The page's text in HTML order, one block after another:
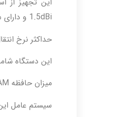
1.5dBi و دارای ساختار دو قطبی می باشد.
حداکثر نرخ انتقال
این دستگاه شامل 4 پورت 10/100 می
میزان حافظه RAM در این تجهیز 32 مگابایت است.
سیستم عامل این